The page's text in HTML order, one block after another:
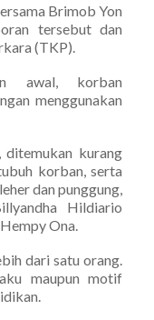
Brimob Yon
tersebut dan
(TKP).
awal, korban
menggunakan
ditemukan kurang
korban, serta
dan punggung,
Hildiario
Ona.
dari satu orang.
maupun motif